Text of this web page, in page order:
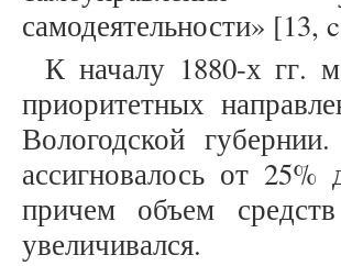
самодеятельности» [13,
К началу 1880-х гг.
приоритетных
Вологодской
ассигновалось от
причем объем
увеличивался.